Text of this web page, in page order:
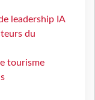
leadership IA
du
tourisme